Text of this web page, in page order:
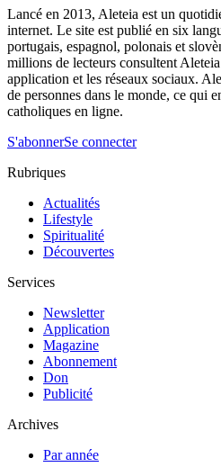
Lancé en 2013, Aleteia est un
internet. Le site est publié en six
portugais, espagnol, polonais et
millions de lecteurs consultent
application et les réseaux sociaux.
de personnes dans le monde, ce qui
catholiques en ligne.
S'abonnerSe connecter
Rubriques
Actualités
Lifestyle
Spiritualité
Découvertes
Services
Newsletter
Application
Magazine
Abonnement
Don
Publicité
Archives
Par année